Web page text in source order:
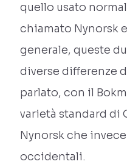
quello usato
chiamato Nynorsk
generale, queste
diverse differenze
parlato, con il
varietà standard di
Nynorsk che
occidentali.